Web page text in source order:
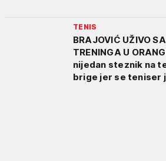
TENIS
BRAJOVIĆ UŽIVO
TRENINGA U
nijedan steznik na
brige jer se teniser